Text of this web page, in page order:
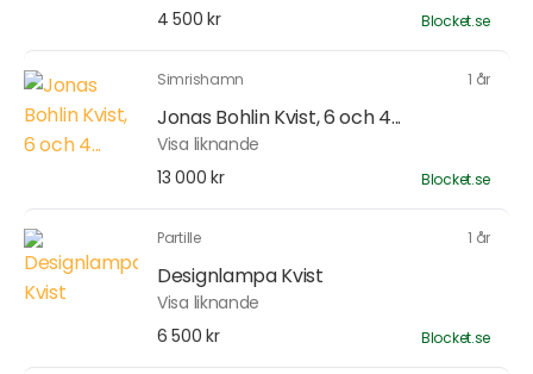
4 500 kr
Blocket.se
Simrishamn 1 år
Jonas Bohlin Kvist, 6 och 4...
Visa liknande
13 000 kr
Blocket.se
Partille 1 år
Designlampa Kvist
Visa liknande
6 500 kr
Blocket.se